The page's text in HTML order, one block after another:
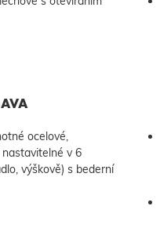
ocelové,
v 6
výškově) s bederní